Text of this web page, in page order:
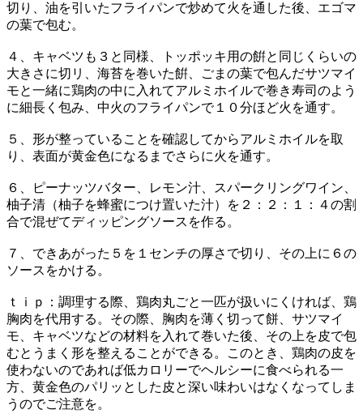
切り、油を引いたフライパンで炒めて火を通した後、エゴマ
の葉で包む。
４、キャベツも３と同様、トッポッキ用の餠と同じくらいの
大きさに切リ、海苔を巻いた餠、ごまの葉で包んだサツマイ
モと一緒に鶏肉の中に入れてアルミホイルで巻き寿司のよう
に細長く包み、中火のフライパンで１０分ほど火を通す。
５、形が整っていることを確認してからアルミホイルを取
り、表面が黄金色になるまでさらに火を通す。
６、ピーナッツバター、レモン汁、スパークリングワイン、
柚子清（柚子を蜂蜜につけ置いた汁）を２：２：１：４の割
合で混ぜてディッピングソースを作る。
７、できあがった５を１センチの厚さで切り、その上に６の
ソースをかける。
ｔｉｐ：調理する際、鶏肉丸ごと一匹が扱いにくければ、鶏
胸肉を代用する。その際、胸肉を薄く切って餅、サツマイ
モ、キャベツなどの材料を入れて巻いた後、その上を皮で包
むとうまく形を整えることができる。このとき、鶏肉の皮を
使わないのであれば低カロリーでヘルシーに食べられる一
方、黄金色のパリッとした皮と深い味わいはなくなってしま
うのでご注意を。